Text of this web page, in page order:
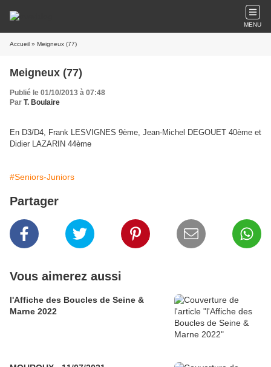
MENU
Accueil » Meigneux (77)
Meigneux (77)
Publié le 01/10/2013 à 07:48
Par T. Boulaire
En D3/D4, Frank LESVIGNES 9ème, Jean-Michel DEGOUET 40ème et
Didier LAZARIN 44ème
#Seniors-Juniors
Partager
Vous aimerez aussi
l'Affiche des Boucles de Seine &
Marne 2022